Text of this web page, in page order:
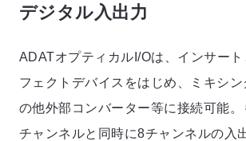
デジタル入出力
ADATオプティカルI/Oは、インサー
フェクトデバイスをはじめ、ミキシ
の他外部コンバーター等に接続可能
チャンネルと同時に8チャンネルの入